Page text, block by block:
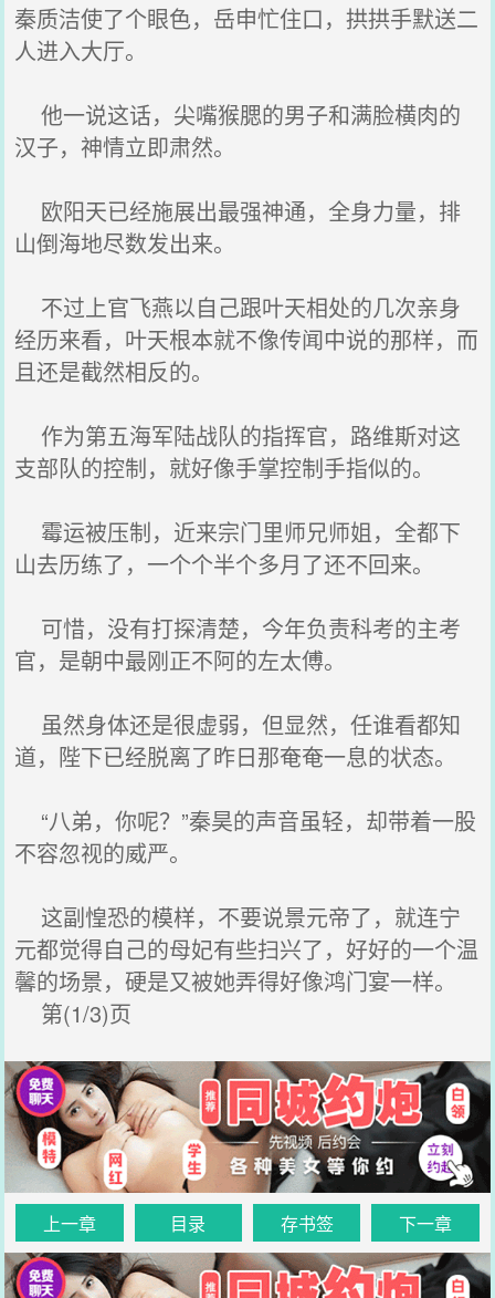
秦质洁使了个眼色，岳申忙住口，拱拱手默送二
人进入大厅。
他一说这话，尖嘴猴腮的男子和满脸横肉的
汉子，神情立即肃然。
欧阳天已经施展出最强神通，全身力量，排
山倒海地尽数发出来。
不过上官飞燕以自己跟叶天相处的几次亲身
经历来看，叶天根本就不像传闻中说的那样，而
且还是截然相反的。
作为第五海军陆战队的指挥官，路维斯对这
支部队的控制，就好像手掌控制手指似的。
霉运被压制，近来宗门里师兄师姐，全都下
山去历练了，一个个半个多月了还不回来。
可惜，没有打探清楚，今年负责科考的主考
官，是朝中最刚正不阿的左太傅。
虽然身体还是很虚弱，但显然，任谁看都知
道，陛下已经脱离了昨日那奄奄一息的状态。
“八弟，你呢？”秦昊的声音虽轻，却带着一股
不容忽视的威严。
这副惶恐的模样，不要说景元帝了，就连宁
元都觉得自己的母妃有些扫兴了，好好的一个温
馨的场景，硬是又被她弄得好像鸿门宴一样。
第(1/3)页
上一章 目录 存书签 下一章